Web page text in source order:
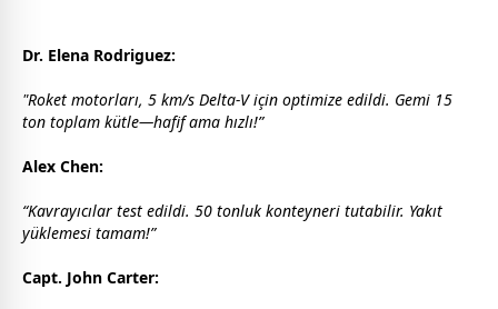
Dr. Elena Rodriguez:
"Roket motorları, 5 km/s Delta-V için optimize edildi. Gemi 15
ton toplam kütle—hafif ama hızlı!”
Alex Chen:
“Kavrayıcılar test edildi. 50 tonluk konteyneri tutabilir. Yakıt
yüklemesi tamam!”
Capt. John Carter: